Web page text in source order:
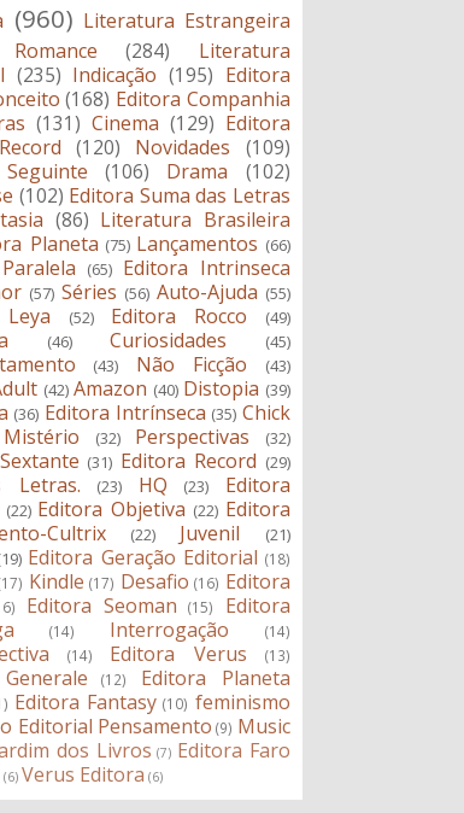
(960) Literatura Estrangeira
Romance (284)
Literatura
(235) Indicação (195) Editora
(168) Editora Companhia
(131) Cinema (129) Editora
(120) Novidades
(109)
(106) Drama
(102)
(102) Editora Suma das Letras
(86) Literatura Brasileira
Planeta (75) Lançamentos (66)
(65) Editora Intrinseca
(57) Séries (56) Auto-Ajuda (55)
(52) Editora Rocco (49)
(46) Curiosidades (45)
(43) Não Ficção (43)
(42) Amazon (40) Distopia (39)
(36) Editora Intrínseca (35) Chick
Mistério (32) Perspectivas (32)
(31) Editora Record (29)
Letras. (23) HQ (23)
Editora
(22) Editora Objetiva (22) Editora
Cultrix
(22) Juvenil (21)
Editora Geração Editorial (18)
Kindle (17) Desafio (16) Editora
Editora Seoman (15)
Editora
(14) Interrogação (14)
(14) Editora Verus (13)
(12)
Editora Planeta
Editora Fantasy (10) feminismo
Editorial Pensamento (9) Music
dos Livros (7) Editora Faro
(6) Verus Editora (6)